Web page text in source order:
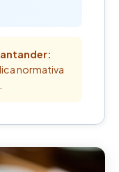
normativa